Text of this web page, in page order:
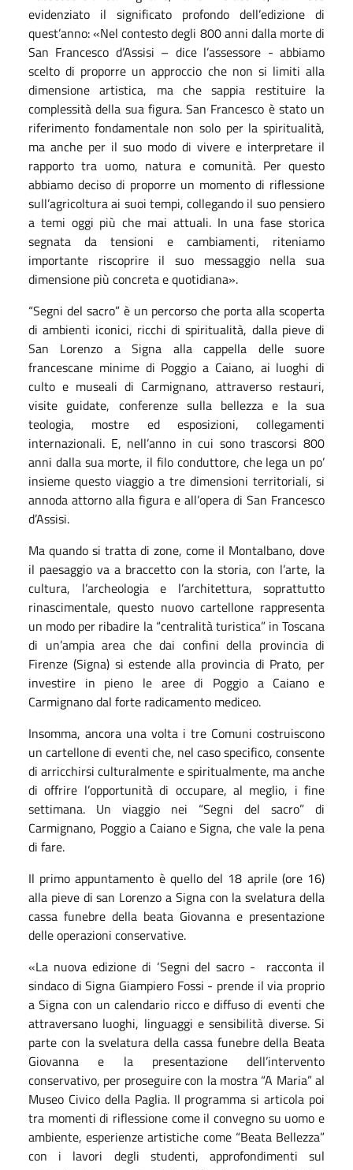
evidenziato il significato profondo dell’edizione di
quest’anno: «Nel contesto degli 800 anni dalla morte di
San Francesco d’Assisi – dice l’assessore - abbiamo
scelto di proporre un approccio che non si limiti alla
dimensione artistica, ma che sappia restituire la
complessità della sua figura. San Francesco è stato un
riferimento fondamentale non solo per la spiritualità,
ma anche per il suo modo di vivere e interpretare il
rapporto tra uomo, natura e comunità. Per questo
abbiamo deciso di proporre un momento di riflessione
sull’agricoltura ai suoi tempi, collegando il suo pensiero
a temi oggi più che mai attuali. In una fase storica
segnata da tensioni e cambiamenti, riteniamo
importante riscoprire il suo messaggio nella sua
dimensione più concreta e quotidiana».
“Segni del sacro” è un percorso che porta alla scoperta
di ambienti iconici, ricchi di spiritualità, dalla pieve di
San Lorenzo a Signa alla cappella delle suore
francescane minime di Poggio a Caiano, ai luoghi di
culto e museali di Carmignano, attraverso restauri,
visite guidate, conferenze sulla bellezza e la sua
teologia, mostre ed esposizioni, collegamenti
internazionali. E, nell’anno in cui sono trascorsi 800
anni dalla sua morte, il filo conduttore, che lega un po’
insieme questo viaggio a tre dimensioni territoriali, si
annoda attorno alla figura e all’opera di San Francesco
d’Assisi.
Ma quando si tratta di zone, come il Montalbano, dove
il paesaggio va a braccetto con la storia, con l’arte, la
cultura, l’archeologia e l’architettura, soprattutto
rinascimentale, questo nuovo cartellone rappresenta
un modo per ribadire la “centralità turistica” in Toscana
di un’ampia area che dai confini della provincia di
Firenze (Signa) si estende alla provincia di Prato, per
investire in pieno le aree di Poggio a Caiano e
Carmignano dal forte radicamento mediceo.
Insomma, ancora una volta i tre Comuni costruiscono
un cartellone di eventi che, nel caso specifico, consente
di arricchirsi culturalmente e spiritualmente, ma anche
di offrire l’opportunità di occupare, al meglio, i fine
settimana. Un viaggio nei “Segni del sacro” di
Carmignano, Poggio a Caiano e Signa, che vale la pena
di fare.
Il primo appuntamento è quello del 18 aprile (ore 16)
alla pieve di san Lorenzo a Signa con la svelatura della
cassa funebre della beata Giovanna e presentazione
delle operazioni conservative.
«La nuova edizione di ‘Segni del sacro - racconta il
sindaco di Signa Giampiero Fossi - prende il via proprio
a Signa con un calendario ricco e diffuso di eventi che
attraversano luoghi, linguaggi e sensibilità diverse. Si
parte con la svelatura della cassa funebre della Beata
Giovanna e la presentazione dell’intervento
conservativo, per proseguire con la mostra “A Maria” al
Museo Civico della Paglia. Il programma si articola poi
tra momenti di riflessione come il convegno su uomo e
ambiente, esperienze artistiche come “Beata Bellezza”
con i lavori degli studenti, approfondimenti sul